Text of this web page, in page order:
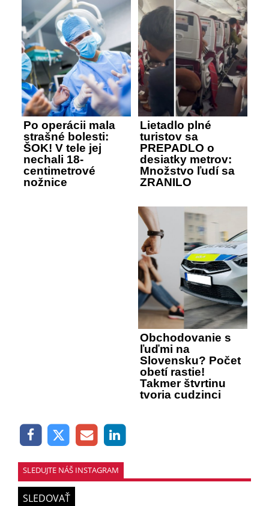
Po operácii mala
strašné bolesti:
ŠOK! V tele jej
nechali 18-
centimetrové
nožnice
Lietadlo plné
turistov sa
PREPADLO o
desiatky metrov:
Množstvo ľudí sa
ZRANILO
Obchodovanie s
ľuďmi na
Slovensku? Počet
obetí rastie!
Takmer štvrtinu
tvoria cudzinci
SLEDUJTE NÁŠ INSTAGRAM
SLEDOVAŤ